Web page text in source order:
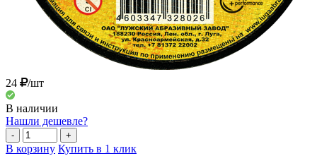
24 /шт
В наличии
Нашли дешевле?
- +
В корзину Купить в 1 клик